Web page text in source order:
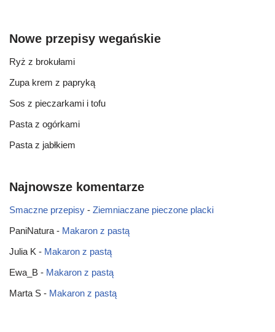
Nowe przepisy wegańskie
Ryż z brokułami
Zupa krem z papryką
Sos z pieczarkami i tofu
Pasta z ogórkami
Pasta z jabłkiem
Najnowsze komentarze
Smaczne przepisy - Ziemniaczane pieczone placki
PaniNatura - Makaron z pastą
Julia K - Makaron z pastą
Ewa_B - Makaron z pastą
Marta S - Makaron z pastą